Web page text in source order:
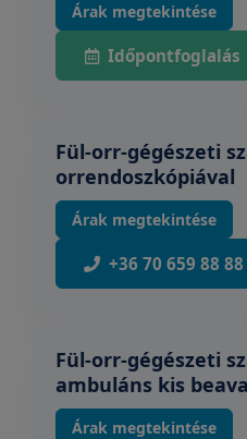
Árak megtekintése
Időpontfoglalás
Fül-orr-gégészeti
orrendoszkópiával
Árak megtekintése
+36 70 659 88 88
Fül-orr-gégészeti
ambuláns kis
Árak megtekintése